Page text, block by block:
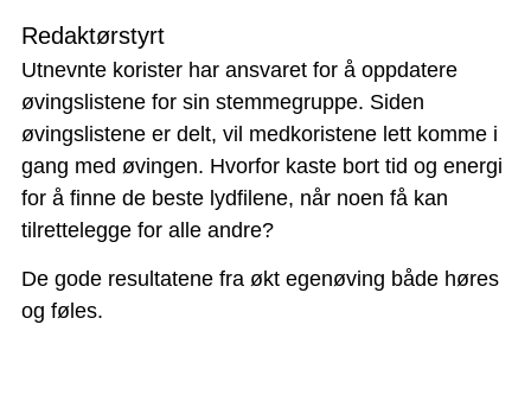
Redaktørstyrt
Utnevnte korister har ansvaret for å oppdatere
øvingslistene for sin stemmegruppe. Siden
øvingslistene er delt, vil medkoristene lett komme i
gang med øvingen. Hvorfor kaste bort tid og energi
for å finne de beste lydfilene, når noen få kan
tilrettelegge for alle andre?
De gode resultatene fra økt egenøving både høres
og føles.